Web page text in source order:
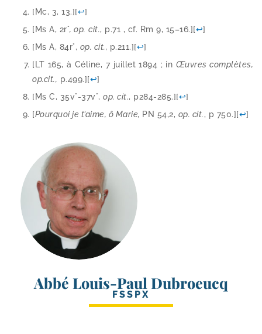
[Mc, 3, 13.][↩]
[Ms A, 2r°, op. cit., p.71 , cf. Rm 9, 15–16.][↩]
[Ms A, 84r°, op. cit., p.211.][↩]
[LT 165, à Céline, 7 juillet 1894 ; in Œuvres com­plètes,
op.cit., p.499.][↩]
[Ms C, 35v°-37v°, op. cit., p284-​285.][↩]
[Pourquoi je t’aime, ô Marie, PN 54,2, op. cit., p 750.][↩]
Abbé Louis-Paul Dubroeucq
FSSPX